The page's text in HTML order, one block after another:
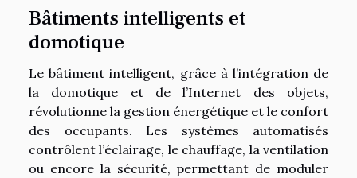
Bâtiments intelligents et
domotique
Le bâtiment intelligent, grâce à l’intégration de
la domotique et de l’Internet des objets,
révolutionne la gestion énergétique et le confort
des occupants. Les systèmes automatisés
contrôlent l’éclairage, le chauffage, la ventilation
ou encore la sécurité, permettant de moduler